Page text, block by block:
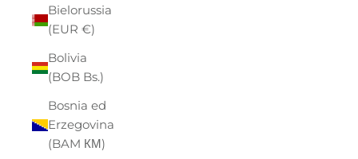
Bielorussia
(EUR €)
Bolivia
(BOB Bs.)
Bosnia ed
Erzegovina
(BAM КМ)